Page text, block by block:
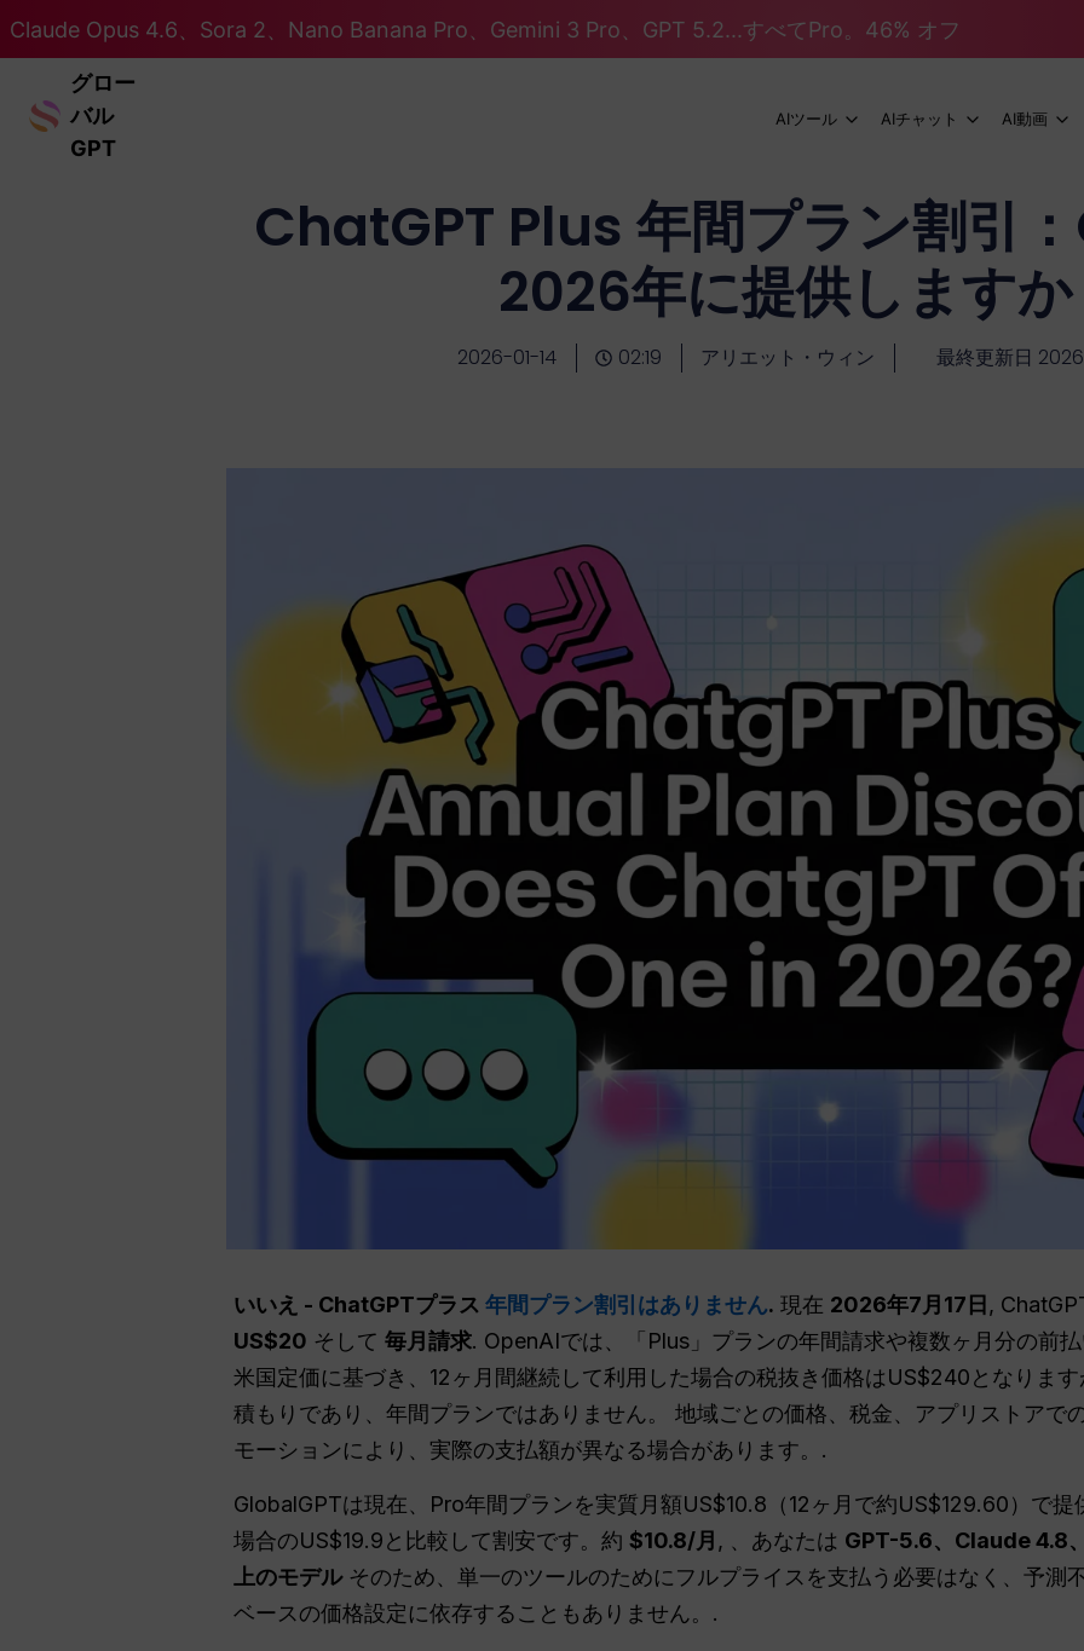
Claude Opus 4.6、Sora 2、Nano Banana Pro、Gemini 3 Pro、GPT 5.2...すべてPro。46% オフ
グロー
バル
GPT
AIツール AIチャット AI動画
ChatGPT Plus 年間プラン割引
2026年に提供します
2026-01-14 02:19 アリエット・ウィン 最終更新日
いいえ - ChatGPTプラス 年間プラン割引はありません. 現在 2026年7月17日 ,
US$20 そして 毎月請求. OpenAIでは、「Plus」プランの年間請求や複数ヶ月分の前
米国定価に基づき、12ヶ月間継続して利用した場合の税抜き価格はUS$240となりま
積もりであり、年間プランではありません。 地域ごとの価格、税金、アプリストアで
モーションにより、実際の支払額が異なる場合があります。.
GlobalGPTは現在、Pro年間プランを実質月額US$10.8（12ヶ月で約US$129.60）で
場合のUS$19.9と比較して割安です。約 $10.8/月 , 、あなたは GPT-5.6、Claude 4.8
上のモデルそのため、単一のツールのためにフルプライスを支払う必要はなく、予測
ベースの価格設定に依存することもありません。.